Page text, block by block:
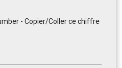
- Copier/Coller ce chiffre